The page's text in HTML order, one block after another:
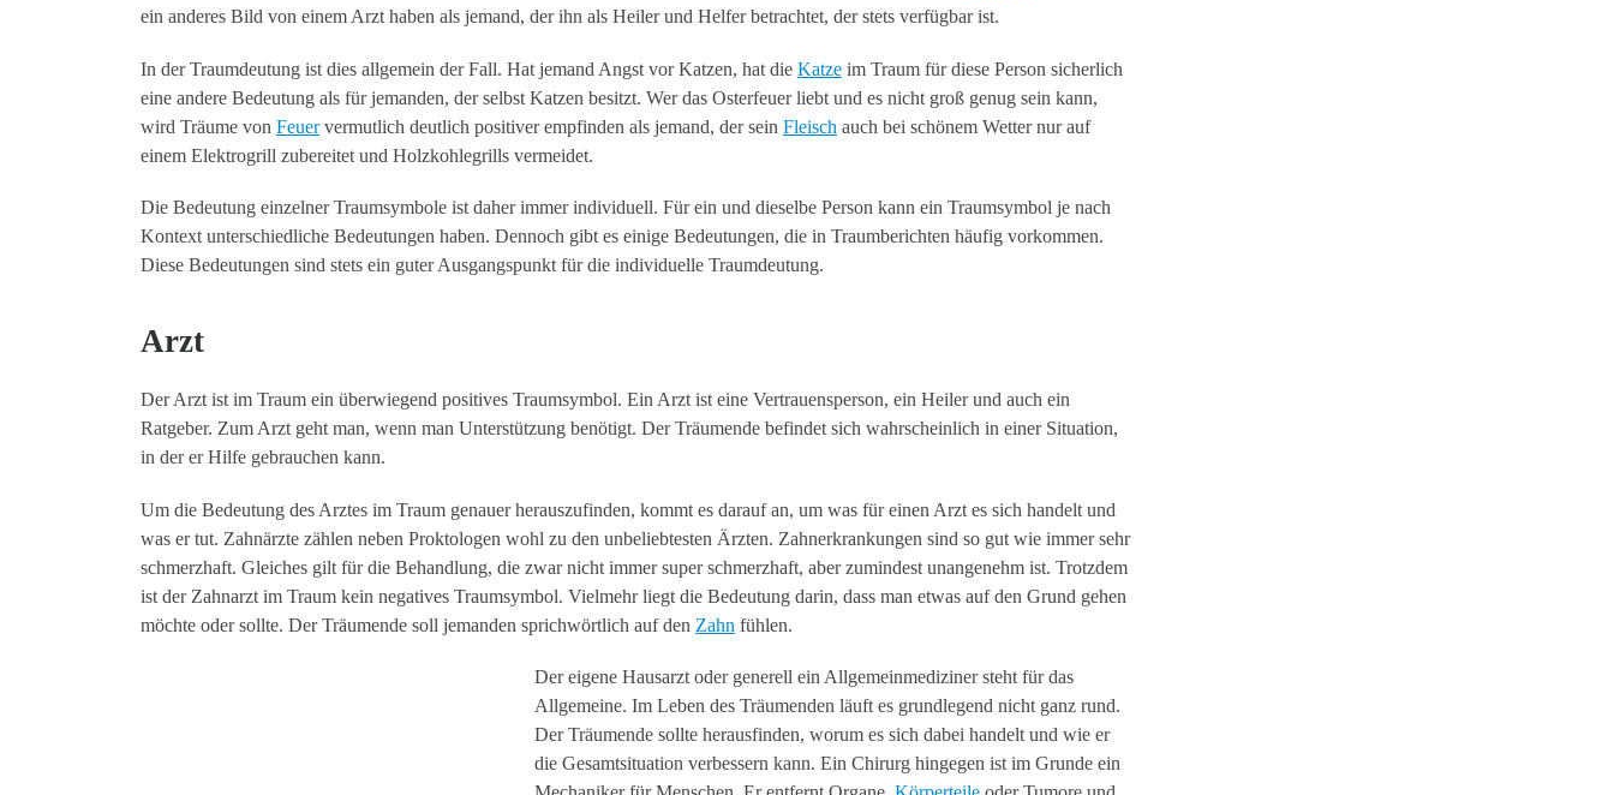
ein anderes Bild von einem Arzt haben als jemand, der ihn als Heiler und Helfer betrachtet, der stets verfügbar ist.
In der Traumdeutung ist dies allgemein der Fall. Hat jemand Angst vor Katzen, hat die Katze im Traum für diese Person sicherlich
eine andere Bedeutung als für jemanden, der selbst Katzen besitzt. Wer das Osterfeuer liebt und es nicht groß genug sein kann,
wird Träume von Feuervermutlich deutlich positiver empfinden als jemand, der sein Fleisch auch bei schönem Wetter nur auf
einem Elektrogrill zubereitet und Holzkohlegrills vermeidet.
Die Bedeutung einzelner Traumsymbole ist daher immer individuell. Für ein und dieselbe Person kann ein Traumsymbol je nach
Kontext unterschiedliche Bedeutungen haben. Dennoch gibt es einige Bedeutungen, die in Traumberichten häufig vorkommen.
Diese Bedeutungen sind stets ein guter Ausgangspunkt für die individuelle Traumdeutung.
Arzt
Der Arzt ist im Traum ein überwiegend positives Traumsymbol. Ein Arzt ist eine Vertrauensperson, ein Heiler und auch ein
Ratgeber. Zum Arzt geht man, wenn man Unterstützung benötigt. Der Träumende befindet sich wahrscheinlich in einer Situation,
in der er Hilfe gebrauchen kann.
Um die Bedeutung des Arztes im Traum genauer herauszufinden, kommt es darauf an, um was für einen Arzt es sich handelt und
was er tut. Zahnärzte zählen neben Proktologen wohl zu den unbeliebtesten Ärzten. Zahnerkrankungen sind so gut wie immer sehr
schmerzhaft. Gleiches gilt für die Behandlung, die zwar nicht immer super schmerzhaft, aber zumindest unangenehm ist. Trotzdem
ist der Zahnarzt im Traum kein negatives Traumsymbol. Vielmehr liegt die Bedeutung darin, dass man etwas auf den Grund gehen
möchte oder sollte. Der Träumende soll jemanden sprichwörtlich auf den Zahn fühlen.
Der eigene Hausarzt oder generell ein Allgemeinmediziner steht für das
Allgemeine. Im Leben des Träumenden läuft es grundlegend nicht ganz rund.
Der Träumende sollte herausfinden, worum es sich dabei handelt und wie er
die Gesamtsituation verbessern kann. Ein Chirurg hingegen ist im Grunde ein